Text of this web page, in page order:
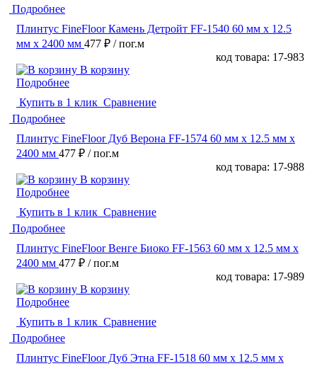
Подробнее
Плинтус FineFloor Камень Детройт FF-1540 60 мм х 12.5
мм х 2400 мм 477 ₽ / пог.м
код товара: 17-983
В корзину
Подробнее
Купить в 1 клик Сравнение
Подробнее
Плинтус FineFloor Дуб Верона FF-1574 60 мм х 12.5 мм х
2400 мм 477 ₽ / пог.м
код товара: 17-988
В корзину
Подробнее
Купить в 1 клик Сравнение
Подробнее
Плинтус FineFloor Венге Биоко FF-1563 60 мм х 12.5 мм х
2400 мм 477 ₽ / пог.м
код товара: 17-989
В корзину
Подробнее
Купить в 1 клик Сравнение
Подробнее
Плинтус FineFloor Дуб Этна FF-1518 60 мм х 12.5 мм х